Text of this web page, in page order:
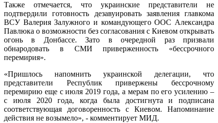
Также отмечается, что украинские представители не
подтвердили готовность дезавуировать заявления главкома
ВСУ Валерия Залужного и командующего ООС Александра
Павлюка о возможности без согласования с Киевом открывать
огонь в Донбассе. Зато в очередной раз призвали
обнародовать в СМИ приверженность «бессрочного
перемирия».
«Пришлось напомнить украинской делегации, что
представители Республик привержены бессрочному
перемирию еще с июля 2019 года, а мерам по его усилению –
с июля 2020 года, когда была достигнута и подписана
соответствующая договоренность с Киевом. Напоминание
действия не возымело», - комментирует МИД.